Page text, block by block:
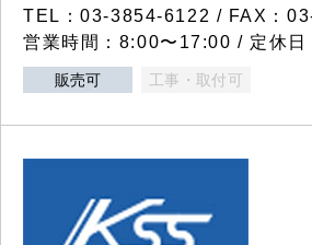
TEL：03-3854-6122 / FAX：
営業時間：8:00〜17:00 / 定休日
販売可 工事・取付可